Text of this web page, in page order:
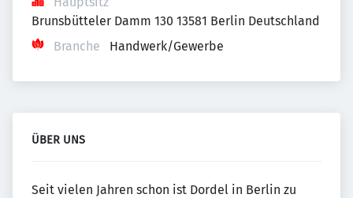
Brunsbütteler Damm 130 13581 Berlin Deutschland
Branche
Handwerk/Gewerbe
ÜBER UNS
Seit vielen Jahren schon ist Dordel in Berlin zu